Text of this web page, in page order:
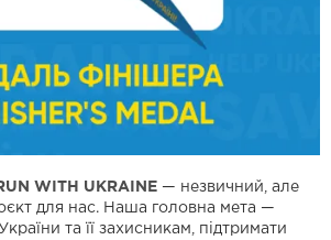
WITH UKRAINE — незвичний, але
для нас. Наша головна мета —
та її захисникам, підтримати